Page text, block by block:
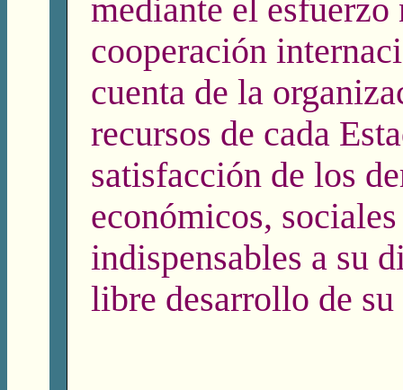
mediante el
cooperación
cuenta de la
recursos de cada
satisfacción de los
económicos,
indispensables a su
libre desarrollo de